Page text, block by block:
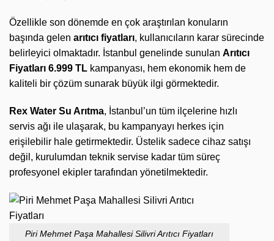
Özellikle son dönemde en çok araştırılan konuların
başında gelen arıtıcı fiyatları, kullanıcıların karar sürecinde
belirleyici olmaktadır. İstanbul genelinde sunulan Arıtıcı
Fiyatları 6.999 TL kampanyası, hem ekonomik hem de
kaliteli bir çözüm sunarak büyük ilgi görmektedir.
Rex Water Su Arıtma, İstanbul’un tüm ilçelerine hızlı
servis ağı ile ulaşarak, bu kampanyayı herkes için
erişilebilir hale getirmektedir. Üstelik sadece cihaz satışı
değil, kurulumdan teknik servise kadar tüm süreç
profesyonel ekipler tarafından yönetilmektedir.
Piri Mehmet Paşa Mahallesi Silivri Arıtıcı Fiyatları